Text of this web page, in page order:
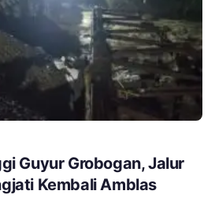
Guyur Grobogan, Jalur
Kembali Amblas